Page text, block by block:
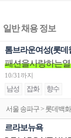
일반 채용 정보
톰브라운여성(롯데
패션을사랑하는
10/31까지
남성 잡화 향수
서울 송파구 > 롯데백
르라보뉴욕